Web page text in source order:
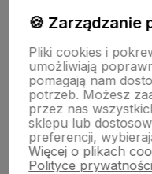
Wsparcie
O nas
🍪 Zarządzanie
Pliki cookies i
umożliwiają
pomagają nam
potrzeb. Możesz
przez nas
sklepu lub
preferencji,
Więcej o plikach
Polityce